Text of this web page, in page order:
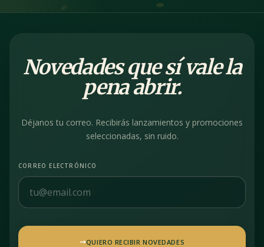
Novedades que sí vale la
pena abrir.
Déjanos tu correo. Recibirás lanzamientos y promociones
seleccionadas, sin ruido.
CORREO ELECTRÓNICO
QUIERO RECIBIR NOVEDADES